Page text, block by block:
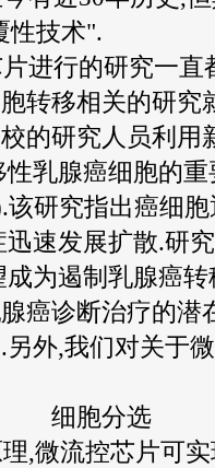
性技术".
行的研究一直
转移相关的研究
的研究人员利用
性乳腺癌细胞的
研究指出癌细
速发展扩散.研
为遏制乳腺癌
癌诊断治疗的潜
外,我们对关于
细胞分选
微流控芯片可实